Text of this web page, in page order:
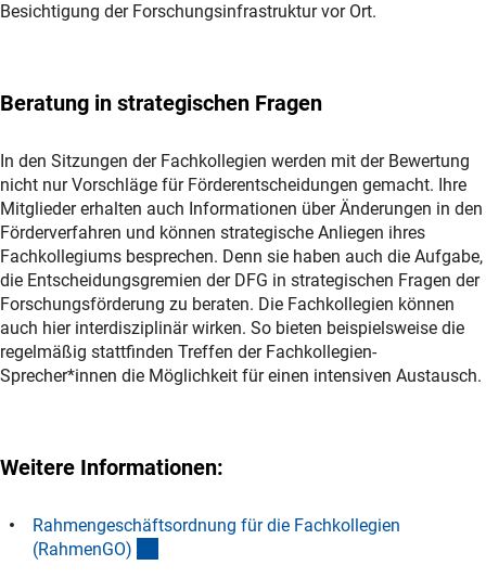
Besichtigung der Forschungsinfrastruktur vor Ort.
Beratung in strategischen Fragen
In den Sitzungen der Fachkollegien werden mit der Bewertung
nicht nur Vorschläge für Förderentscheidungen gemacht. Ihre
Mitglieder erhalten auch Informationen über Änderungen in den
Förderverfahren und können strategische Anliegen ihres
Fachkollegiums besprechen. Denn sie haben auch die Aufgabe,
die Entscheidungsgremien der DFG in strategischen Fragen der
Forschungsförderung zu beraten. Die Fachkollegien können
auch hier interdisziplinär wirken. So bieten beispielsweise die
regelmäßig stattfinden Treffen der Fachkollegien-
Sprecher*innen die Möglichkeit für einen intensiven Austausch.
Weitere Informationen:
Rahmengeschäftsordnung für die Fachkollegien
(RahmenGO)